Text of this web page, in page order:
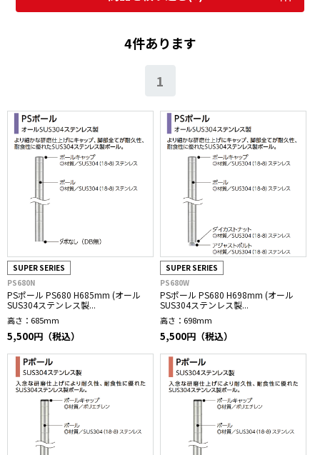
4件あります
1
SUPER SERIES
PS680N
PSポール PS680 H685mm (オール
SUS304ステンレス製...
高さ： 685mm
5,500円（税込）
SUPER SERIES
PS680W
PSポール PS680 H698mm (オール
SUS304ステンレス製...
高さ： 698mm
5,500円（税込）